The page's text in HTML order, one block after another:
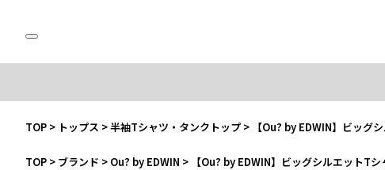
TOP > トップス >半袖Tシャツ・タンクトップ > 【Ou? by EDWIN】ビッグ
TOP > ブランド > Ou? by EDWIN > 【Ou? by EDWIN】ビッグシルエットTシ